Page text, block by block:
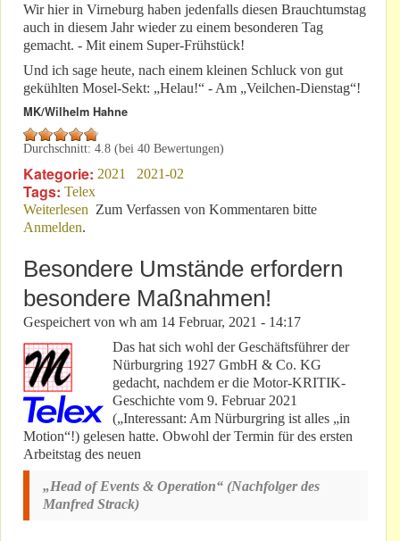
Wir hier in Virneburg haben jedenfalls diesen Brauchtumstag
auch in diesem Jahr wieder zu einem besonderen Tag
gemacht. - Mit einem Super-Frühstück!
Und ich sage heute, nach einem kleinen Schluck von gut
gekühlten Mosel-Sekt: „Helau!“ - Am „Veilchen-Dienstag“!
MK/Wilhelm Hahne
Durchschnitt: 4.8 (bei 40 Bewertungen)
Kategorie: 2021 2021-02
Tags: Telex
Weiterlesen über Nicht am Rosenmontag: Corona schafft
Zum Verfassen von Kommentaren bitte
Anmelden.
Besondere Umstände erfordern
besondere Maßnahmen!
Gespeichert von wh am 14 Februar, 2021 - 14:17
Das hat sich wohl der Geschäftsführer der
Nürburgring 1927 GmbH & Co. KG
gedacht, nachdem er die Motor-KRITIK-
Geschichte vom 9. Februar 2021
(„Interessant: Am Nürburgring ist alles „in
Motion“!) gelesen hatte. Obwohl der Termin für des ersten
Arbeitstag des neuen
„Head of Events & Operation“ (Nachfolger des
Manfred Strack)